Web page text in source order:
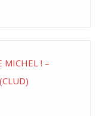
MICHEL ! –